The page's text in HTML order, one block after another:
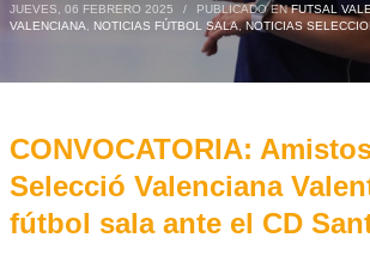
JUEVES, 06 FEBRERO 2025 / PUBLICADO ENFUTSAL
VALENCIANA
NOTICIAS FÚTBOL SALA,NOTICIAS
CONVOCATORIA:
Selecció Valenciana
fútbol sala ante el CD